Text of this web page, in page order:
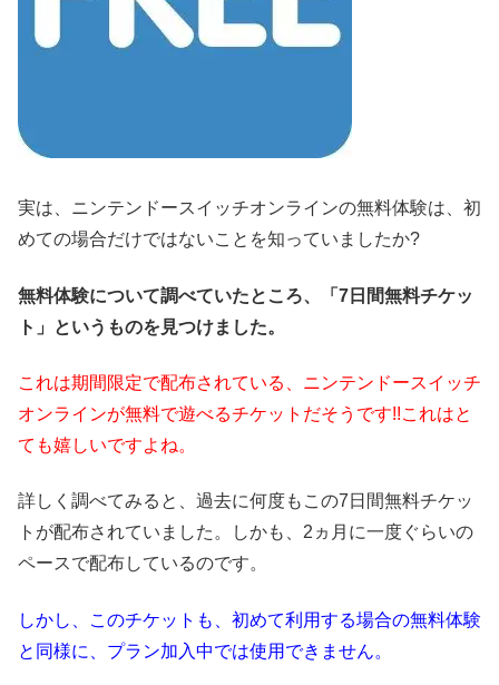
実は、ニンテンドースイッチオンラインの無料体験は、初
めての場合だけではないことを知っていましたか?
無料体験について調べていたところ、「7日間無料チケッ
ト」というものを見つけました。
これは期間限定で配布されている、ニンテンドースイッチ
オンラインが無料で遊べるチケットだそうです!!これはと
ても嬉しいですよね。
詳しく調べてみると、過去に何度もこの7日間無料チケッ
トが配布されていました。しかも、2 ヵ月に一度ぐらいの
ペースで配布しているのです。
しかし、このチケットも、初めて利用する場合の無料体験
と同様に、プラン加入中では使用できません。